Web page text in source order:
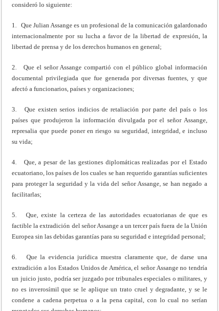
consideró lo siguiente:
1. Que Julian Assange es un profesional de la comunicación galardonado
internacionalmente por su lucha a favor de la libertad de expresión, la
libertad de prensa y de los derechos humanos en general;
2. Que el señor Assange compartió con el público global información
documental privilegiada que fue generada por diversas fuentes, y que
afectó a funcionarios, países y organizaciones;
3. Que existen serios indicios de retaliación por parte del país o los
países que produjeron la información divulgada por el señor Assange,
represalia que puede poner en riesgo su seguridad, integridad, e incluso
su vida;
4. Que, a pesar de las gestiones diplomáticas realizadas por el Estado
ecuatoriano, los países de los cuales se han requerido garantías suficientes
para proteger la seguridad y la vida del señor Assange, se han negado a
facilitarlas;
5. Que, existe la certeza de las autoridades ecuatorianas de que es
factible la extradición del señor Assange a un tercer país fuera de la Unión
Europea sin las debidas garantías para su seguridad e integridad personal;
6. Que la evidencia jurídica muestra claramente que, de darse una
extradición a los Estados Unidos de América, el señor Assange no tendría
un juicio justo, podría ser juzgado por tribunales especiales o militares, y
no es inverosímil que se le aplique un trato cruel y degradante, y se le
condene a cadena perpetua o a la pena capital, con lo cual no serían